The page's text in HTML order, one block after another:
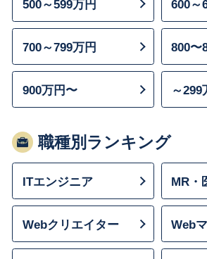
500～599万円 600～
700～799万円 800〜
900万円〜 ～299
職種別ランキング
ITエンジニア MR・
Webクリエイター Web